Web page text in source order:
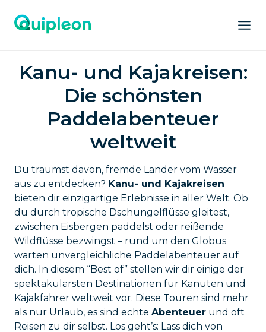
Kanu- und Kajakreisen:
Die schönsten
Paddelabenteuer
weltweit
Du träumst davon, fremde Länder vom Wasser
aus zu entdecken? Kanu- und Kajakreisen
bieten dir einzigartige Erlebnisse in aller Welt. Ob
du durch tropische Dschungelflüsse gleitest,
zwischen Eisbergen paddelst oder reißende
Wildflüsse bezwingst – rund um den Globus
warten unvergleichliche Paddelabenteuer auf
dich. In diesem “Best of” stellen wir dir einige der
spektakulärsten Destinationen für Kanuten und
Kajakfahrer weltweit vor. Diese Touren sind mehr
als nur Urlaub, es sind echte Abenteuer und oft
Reisen zu dir selbst. Los geht’s: Lass dich von